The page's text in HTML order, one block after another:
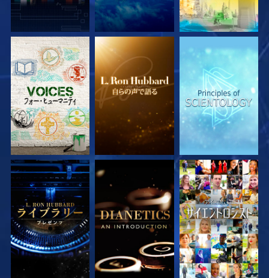
シリーズを探求 シリーズを探求 シリーズを探求
シリーズを探求 シリーズを探求 観る